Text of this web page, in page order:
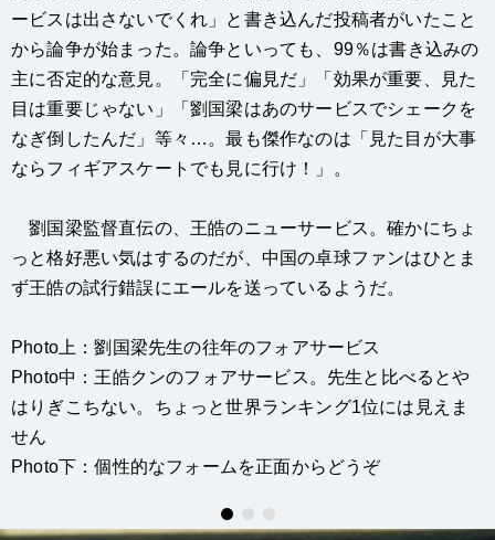
ービスは出さないでくれ」と書き込んだ投稿者がいたこと
から論争が始まった。論争といっても、99％は書き込みの
主に否定的な意見。「完全に偏見だ」「効果が重要、見た
目は重要じゃない」「劉国梁はあのサービスでシェークを
なぎ倒したんだ」等々…。最も傑作なのは「見た目が大事
ならフィギアスケートでも見に行け！」。
劉国梁監督直伝の、王皓のニューサービス。確かにちょ
っと格好悪い気はするのだが、中国の卓球ファンはひとま
ず王皓の試行錯誤にエールを送っているようだ。
Photo上：劉国梁先生の往年のフォアサービス
Photo中：王皓クンのフォアサービス。先生と比べるとや
はりぎこちない。ちょっと世界ランキング1位には見えま
せん
Photo下：個性的なフォームを正面からどうぞ